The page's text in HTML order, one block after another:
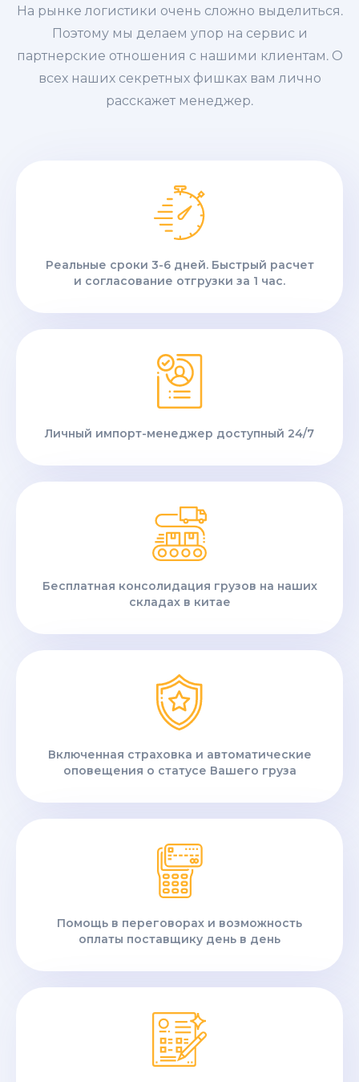
На рынке логистики очень сложно выделиться.
Поэтому мы делаем упор на сервис и
партнерские отношения с нашими клиентам. О
всех наших секретных фишках вам лично
расскажет менеджер.
Реальные сроки 3-6 дней. Быстрый расчет
и согласование отгрузки за 1 час.
Личный импорт-менеджер доступный 24/7
Бесплатная консолидация грузов на наших
складах в китае
Включенная страховка и автоматические
оповещения о статусе Вашего груза
Помощь в переговорах и возможность
оплаты поставщику день в день